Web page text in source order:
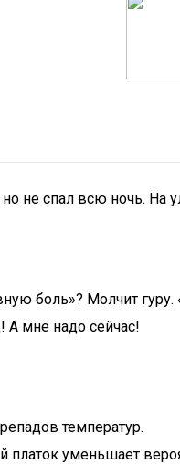
не спал всю ночь. На
боль»? Молчит
А мне надо сейчас!
температур.
платок уменьшает